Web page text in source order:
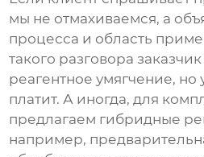
мы не отмахиваемся, а
процесса и область
такого разговора
реагентное умягчение, но
платит. А иногда, для
предлагаем гибридные
например,